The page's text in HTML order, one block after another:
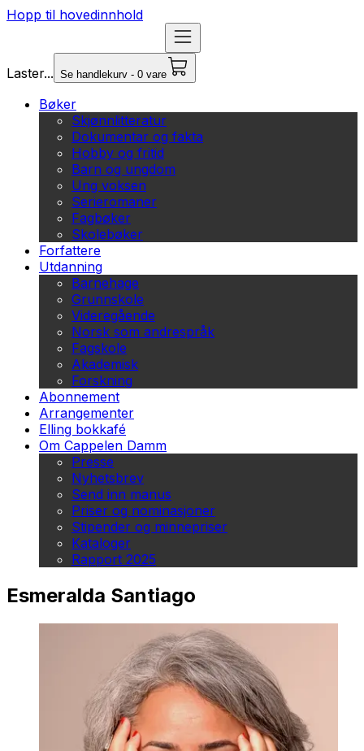
Hopp til hovedinnhold
Laster... Se handlekurv - 0 vare
Bøker
Skjønnlitteratur
Dokumentar og fakta
Hobby og fritid
Barn og ungdom
Ung voksen
Serieromaner
Fagbøker
Skolebøker
Forfattere
Utdanning
Barnehage
Grunnskole
Videregående
Norsk som andrespråk
Fagskole
Akademisk
Forskning
Abonnement
Arrangementer
Elling bokkafé
Om Cappelen Damm
Presse
Nyhetsbrev
Send inn manus
Priser og nominasjoner
Stipender og minnepriser
Kataloger
Rapport 2025
Esmeralda Santiago